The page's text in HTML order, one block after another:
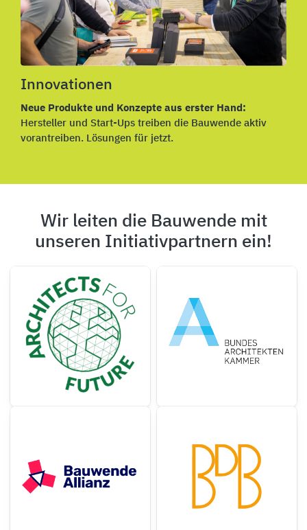
Innovationen
Neue Produkte und Konzepte aus erster Hand:
Hersteller und Start-Ups treiben die Bauwende aktiv
vorantreiben. Lösungen für jetzt.
Wir leiten die Bauwende mit
unseren Initiativpartnern ein!